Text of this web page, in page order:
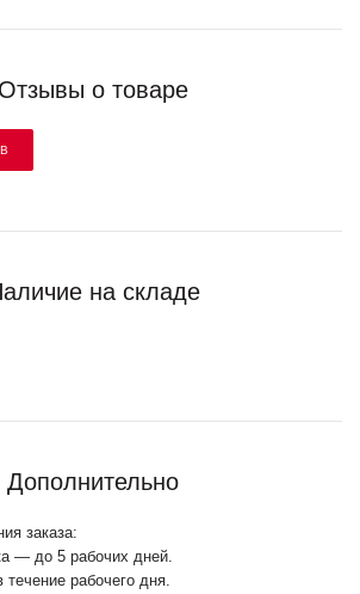
Отзывы о товаре
на складе
Дополнительно
заказа:
— до 5 рабочих дней.
рабочего дня.